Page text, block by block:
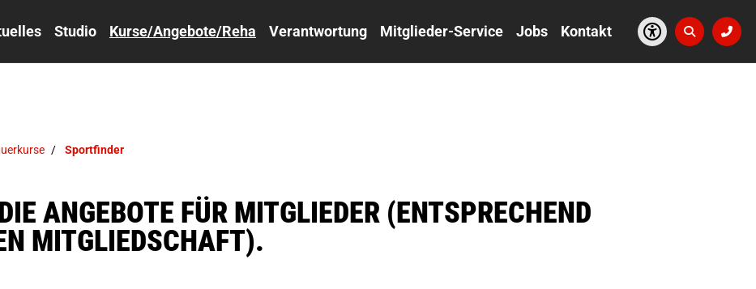
Studio Kurse/Angebote/Reha Verantwortung Mitglieder-Service Jobs Kontakt
Sportfinder
ANGEBOTE FÜR MITGLIEDER (ENTSPRECHEND
MITGLIEDSCHAFT).